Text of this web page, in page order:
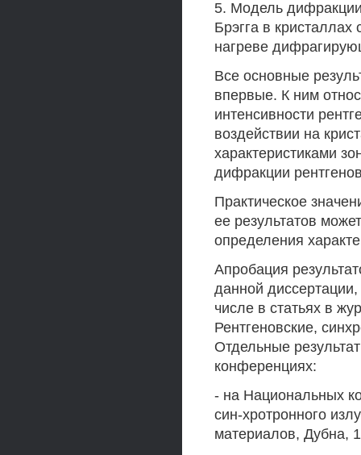
5. Модель дифракции
Брэгга в
нагреве
Все основные
впервые. К ним
интенсивности
воздействии на
характеристиками
дифракции
Практическое
ее результатов
определения
Апробация
данной
числе в статьях в
Рентгеновские,
Отдельные
конференциях:
- на Национальных
син-хротронного
материалов, Дубна,